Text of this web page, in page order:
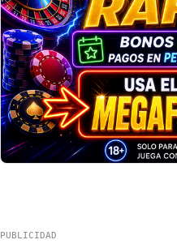
PUBLICIDAD